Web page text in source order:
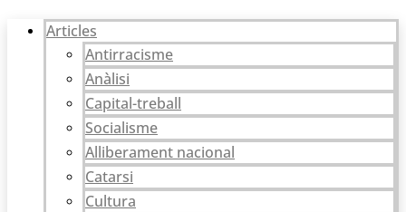
Articles
Antirracisme
Anàlisi
Capital-treball
Socialisme
Alliberament nacional
Catarsi
Cultura